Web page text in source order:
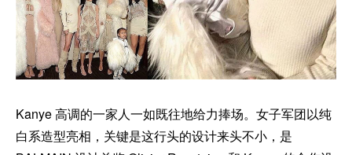
Kanye 高调的一家人一如既往地给力捧场。女子军团以纯
白系造型亮相，关键是这行头的设计来头不小，是